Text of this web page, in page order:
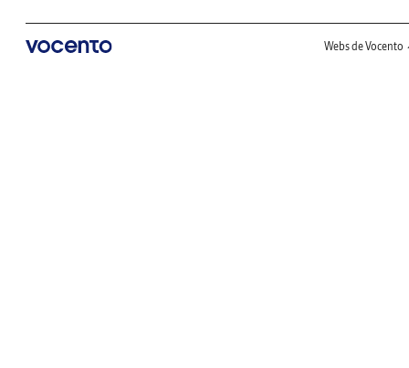
Webs de Vocento